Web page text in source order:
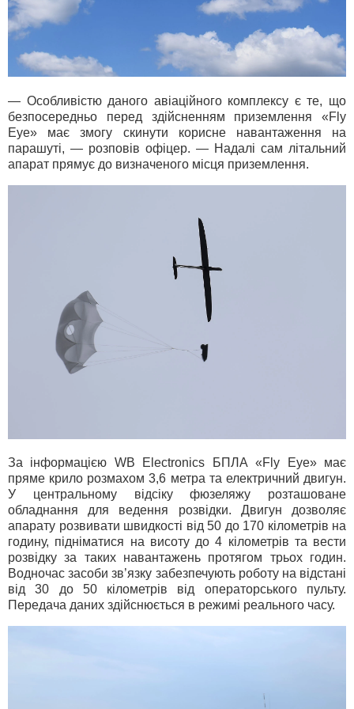
— Особливістю даного авіаційного комплексу є те, що
безпосередньо перед здійсненням приземлення «Fly
Eye» має змогу скинути корисне навантаження на
парашуті, — розповів офіцер. — Надалі сам літальний
апарат прямує до визначеного місця приземлення.
За інформацією WB Electronics БПЛА «Fly Eye» має
пряме крило розмахом 3,6 метра та електричний двигун.
У центральному відсіку фюзеляжу розташоване
обладнання для ведення розвідки. Двигун дозволяє
апарату розвивати швидкості від 50 до 170 кілометрів на
годину, підніматися на висоту до 4 кілометрів та вести
розвідку за таких навантажень протягом трьох годин.
Водночас засоби зв’язку забезпечують роботу на відстані
від 30 до 50 кілометрів від операторського пульту.
Передача даних здійснюється в режимі реального часу.